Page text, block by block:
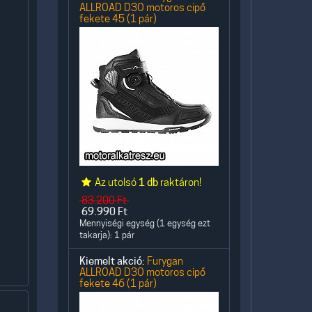
ALLROAD D3O motoros cipő
fekete 45 (1 pár)
Az utolsó 1 db raktáron!
83.200Ft
69.990 Ft
Mennyiségi egység (1 egység ezt
takarja): 1 pár
Kiemelt akció: Furygan
ALLROAD D3O motoros cipő
fekete 46 (1 pár)